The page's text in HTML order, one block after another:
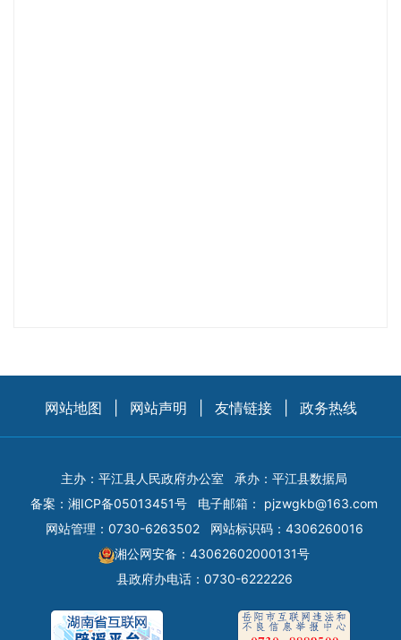
网站地图 网站声明 友情链接 政务热线
主办：平江县人民政府办公室
承办：平江县数据局
备案： 湘ICP备05013451号 电子邮箱： pjzwgkb@163.com
网站管理：0730-6263502
网站标识码：4306260016
湘公网安备：43062602000131号
县政府办电话：0730-6222226